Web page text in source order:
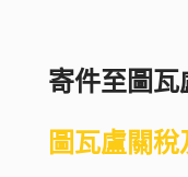
寄件至圖瓦
圖瓦盧關